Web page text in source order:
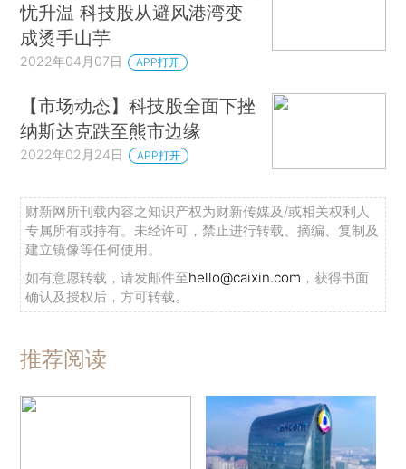
忧升温 科技股从避风港湾变
成烫手山芋
2022年04月07日 APP打开
【市场动态】科技股全面下挫
纳斯达克跌至熊市边缘
2022年02月24日 APP打开
财新网所刊载内容之知识产权为财新传媒及/或相关权利人
专属所有或持有。未经许可，禁止进行转载、摘编、复制及
建立镜像等任何使用。
如有意愿转载，请发邮件至hello@caixin.com ，获得书面
确认及授权后，方可转载。
推荐阅读